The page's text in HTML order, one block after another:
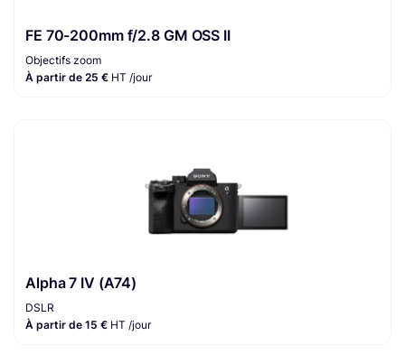
FE 70-200mm f/2.8 GM OSS II
Objectifs zoom
À partir de 25 € HT /jour
Alpha 7 IV (A74)
DSLR
À partir de 15 € HT /jour